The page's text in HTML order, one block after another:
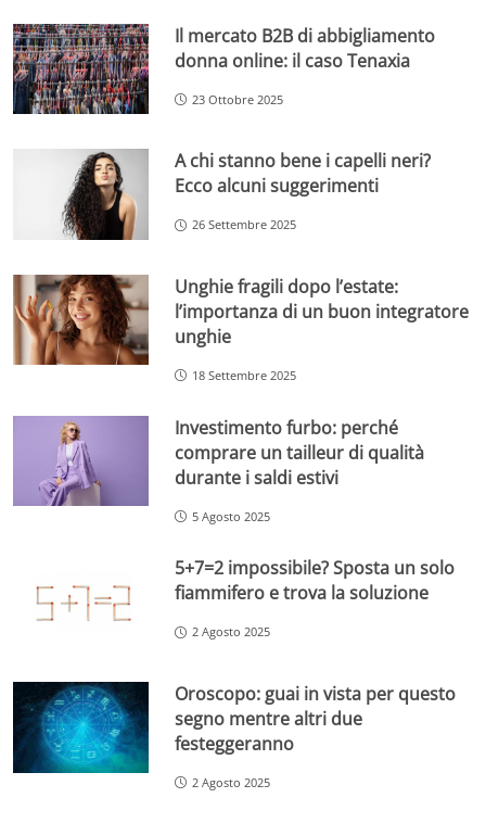
Il mercato B2B di abbigliamento
donna online: il caso Tenaxia
23 Ottobre 2025
A chi stanno bene i capelli neri?
Ecco alcuni suggerimenti
26 Settembre 2025
Unghie fragili dopo l’estate:
l’importanza di un buon integratore
unghie
18 Settembre 2025
Investimento furbo: perché
comprare un tailleur di qualità
durante i saldi estivi
5 Agosto 2025
5+7=2 impossibile? Sposta un solo
fiammifero e trova la soluzione
2 Agosto 2025
Oroscopo: guai in vista per questo
segno mentre altri due
festeggeranno
2 Agosto 2025